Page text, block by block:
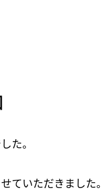
た。
ていただきました。